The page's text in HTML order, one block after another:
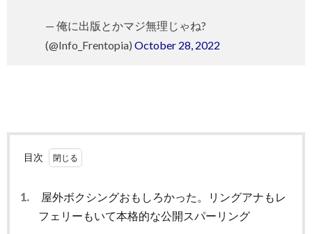
— 俺に出版とかマジ無理じゃね?
(@Info_Frentopia) October 28, 2022
目次
1.
屋外ボクシングおもしろかった。リングアナもレ
フェリーもいて本格的な公開スパーリング